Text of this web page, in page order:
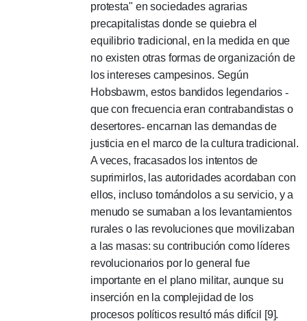
protesta" en sociedades agrarias
precapitalistas donde se quiebra el
equilibrio tradicional, en la medida en que
no existen otras formas de organización de
los intereses campesinos. Según
Hobsbawm, estos bandidos legendarios-
que con frecuencia eran contrabandistas o
desertores-encarnan las demandas de
justicia en el marco de la cultura tradicional.
A veces, fracasados ​​los intentos de
suprimirlos, las autoridades acordaban con
ellos, incluso tomándolos a su servicio, y a
menudo se sumaban a los levantamientos
rurales o las revoluciones que movilizaban
a las masas: su contribución como líderes
revolucionarios por lo general fue
importante en el plano militar, aunque su
inserción en la complejidad de los
procesos políticos resultó más difícil [9].